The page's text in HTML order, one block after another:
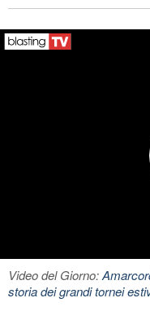
Video del Giorno:
storia dei grandi tornei